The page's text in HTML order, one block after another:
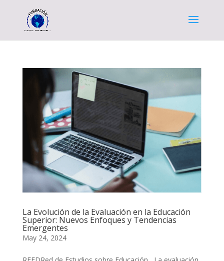
La Evolución de la Evaluación en la Educación
Superior: Nuevos Enfoques y Tendencias
Emergentes
May 24, 2024